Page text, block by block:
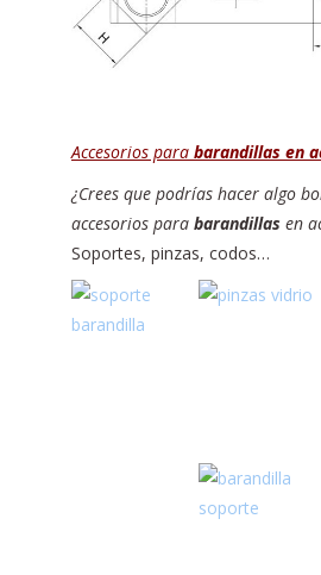
Accesorios para barandillas en
¿Crees que podrías hacer algo
accesorios para barandillas en
Soportes, pinzas, codos…